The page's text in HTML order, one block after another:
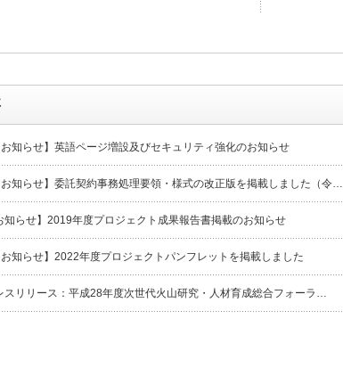
お知らせ】英語ページ増設及びセキュリティ強化のお知らせ
お知らせ】委託契約事務処理要領・様式の改正版を掲載しました（令…
知らせ】2019年度プロジェクト成果報告書掲載のお知らせ
お知らせ】2022年度プロジェクトパンフレットを掲載しました
スリリース：平成28年度次世代火山研究・人材育成総合フォーラ…